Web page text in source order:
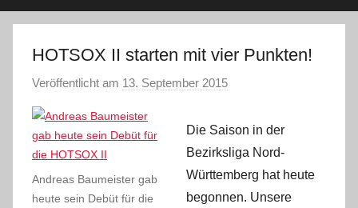
e.V.
HOTSOX II starten mit vier Punkten!
Veröffentlicht am 13. September 2015
n
A
Andreas Baumeister gab
heute sein Debüt für die
Die Saison in der
Bezirksliga Nord-
Württemberg hat heute
begonnen. Unsere